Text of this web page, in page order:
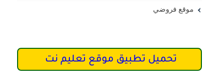
موقع فروضي
تحميل تطبيق موقع تعليم نت